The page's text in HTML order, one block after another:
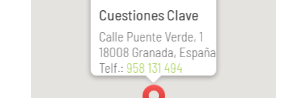
Cuestiones Clave
Calle Puente Verde, 1
18008 Granada, España
Telf.: 958 131 494